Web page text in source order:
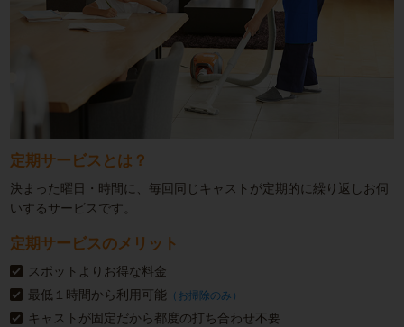
定期サービスとは？
決まった曜日・時間に、毎回同じキャストが定期的に繰り返しお伺
いするサービスです。
定期サービスのメリット
スポットよりお得な料金
最低１時間から利用可能 （お掃除のみ）
キャストが固定だから都度の打ち合わせ不要